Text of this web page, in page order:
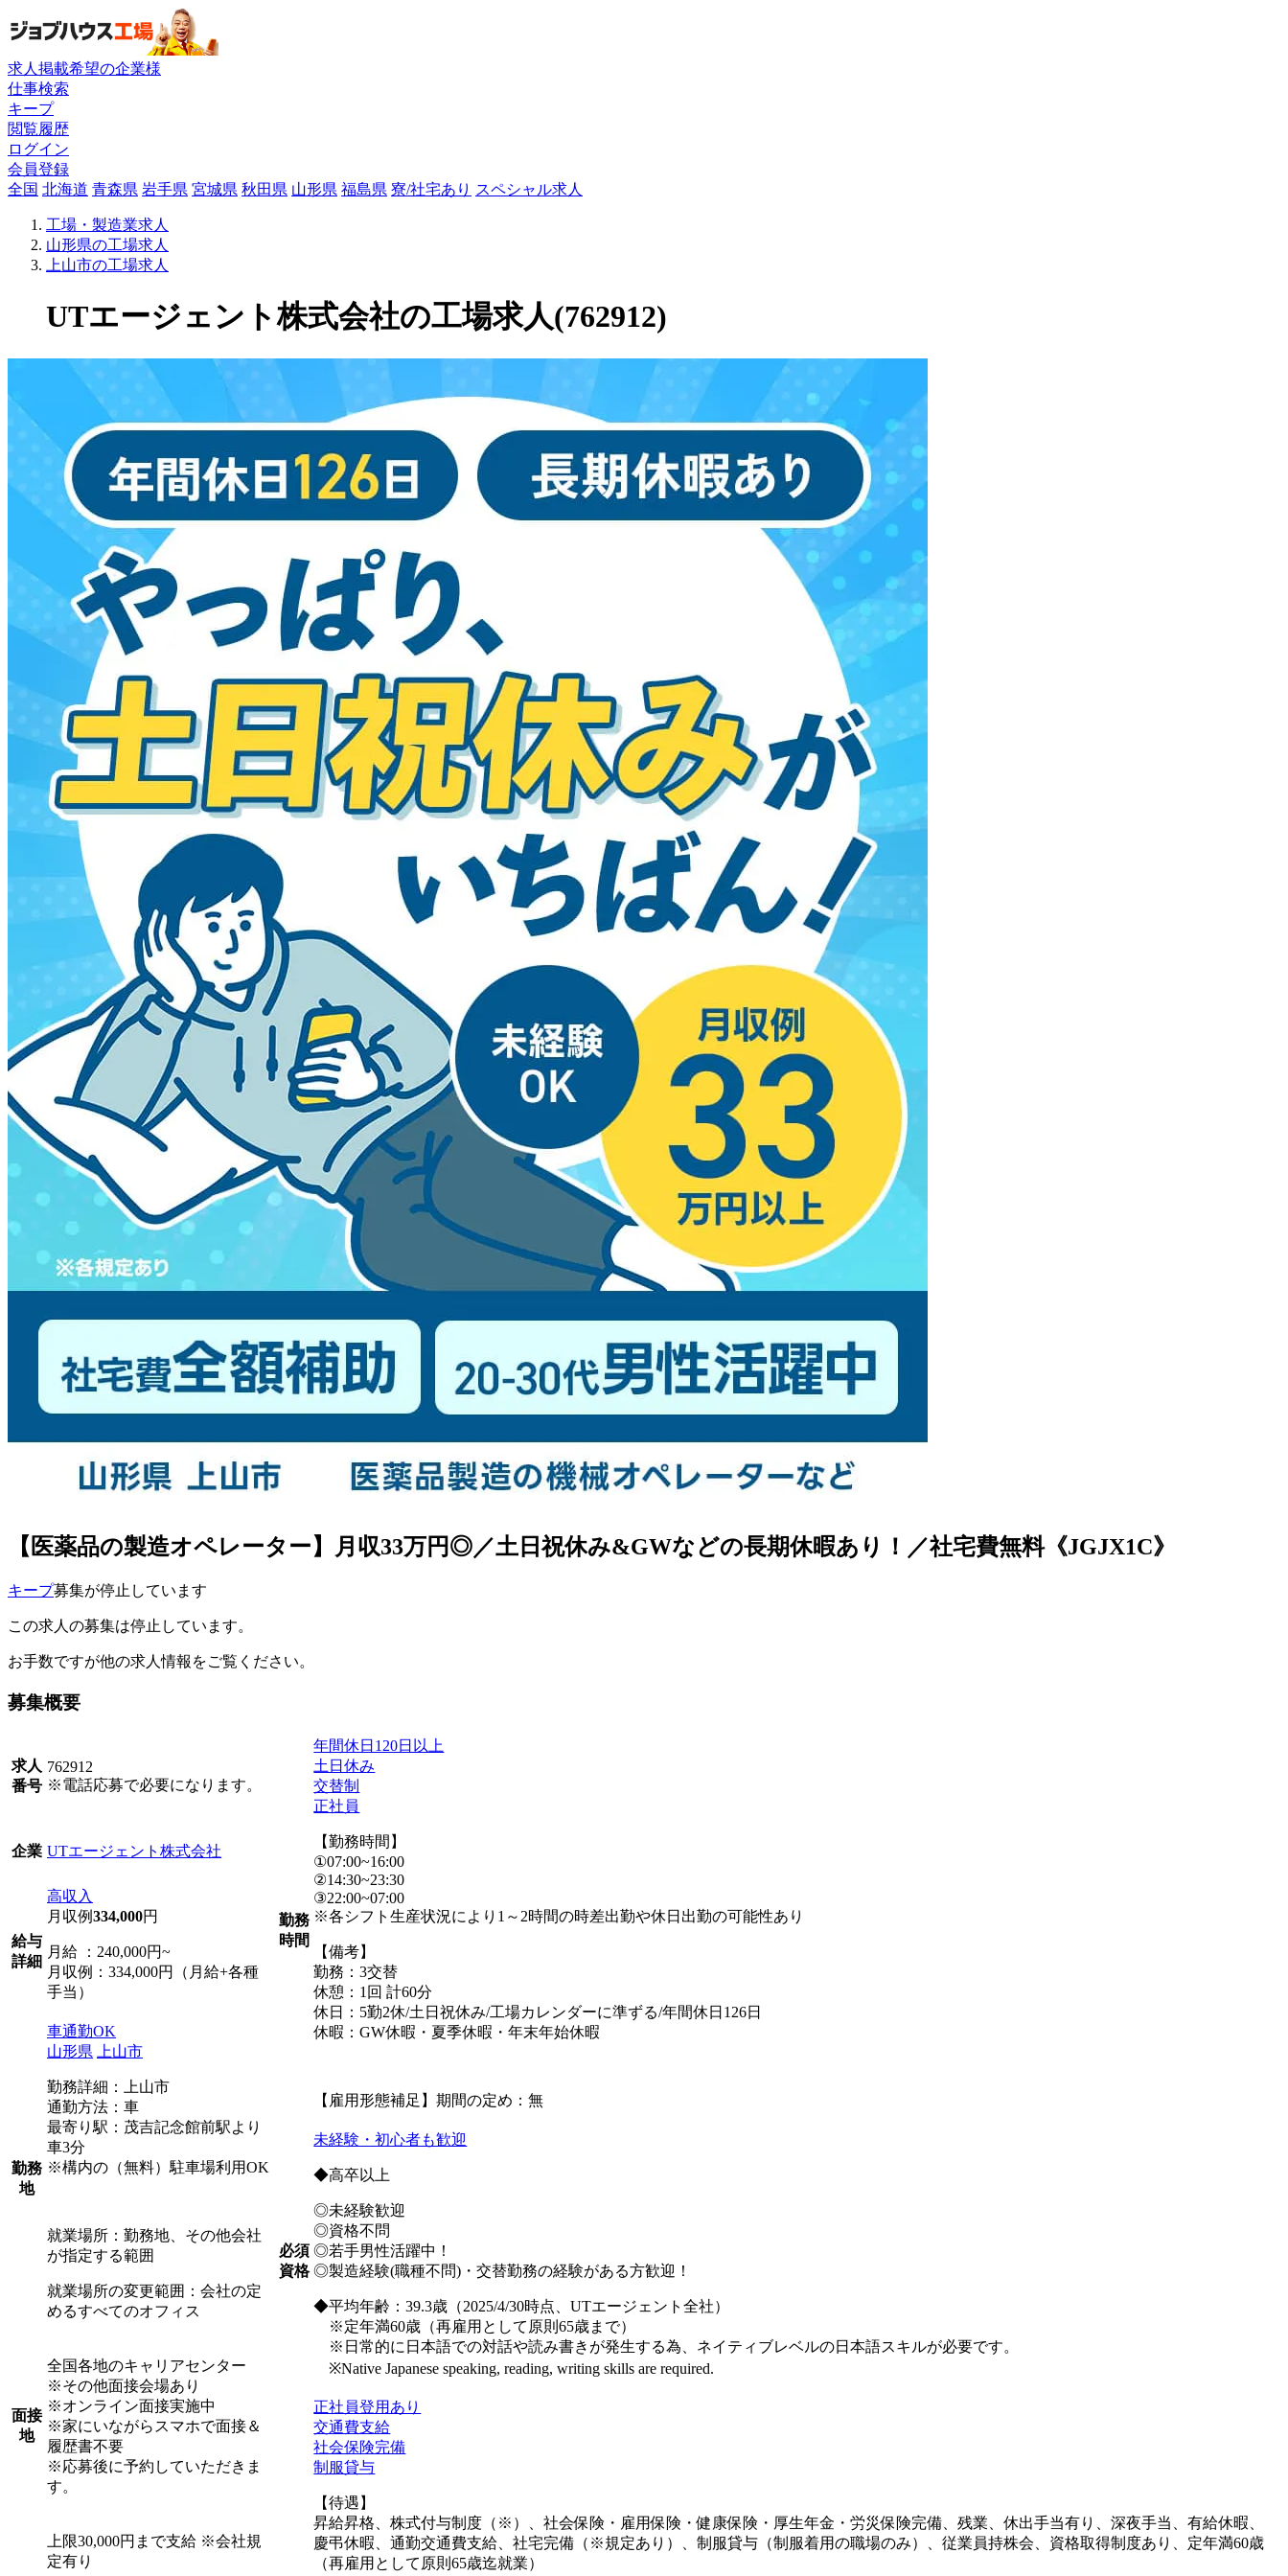
求人掲載希望の企業様
仕事検索
キープ
閲覧履歴
ログイン
会員登録
全国 北海道 青森県 岩手県 宮城県 秋田県 山形県 福島県 寮/社宅あり スペシャル求人
工場・製造業求人
山形県の工場求人
上山市の工場求人
UTエージェント株式会社の工場求人(762912)
【医薬品の製造オペレーター】月収33万円◎／土日祝休み&GWなどの長期休暇あり！／社宅費無料《JGJX1C》
キープ募集が停止しています
この求人の募集は停止しています。
お手数ですが他の求人情報をご覧ください。
募集概要
求人
番号
762912
※電話応募で必要になります。
企業 UTエージェント株式会社
給与
詳細
高収入
月収例334,000円
月給 ：240,000円~
月収例：334,000円（月給+各種
手当）
勤務
地
車通勤OK
山形県
上山市
勤務詳細：上山市
通勤方法：車
最寄り駅：茂吉記念館前駅より
車3分
※構内の（無料）駐車場利用OK
就業場所：勤務地、その他会社
が指定する範囲
就業場所の変更範囲：会社の定
めるすべてのオフィス
面接
地
全国各地のキャリアセンター
※その他面接会場あり
※オンライン面接実施中
※家にいながらスマホで面接＆
履歴書不要
※応募後に予約していただきま
す。
上限30,000円まで支給 ※会社規
定有り
勤務
時間
年間休日120日以上
土日休み
交替制
正社員
【勤務時間】
①07:00~16:00
②14:30~23:30
③22:00~07:00
※各シフト生産状況により1～2時間の時差出勤や休日出勤の可能性あり
【備考】
勤務：3交替
休憩：1回 計60分
休日：5勤2休/土日祝休み/工場カレンダーに準ずる/年間休日126日
休暇：GW休暇・夏季休暇・年末年始休暇
【雇用形態補足】期間の定め：無
必須
資格
未経験・初心者も歓迎
◆高卒以上
◎未経験歓迎
◎資格不問
◎若手男性活躍中！
◎製造経験(職種不問)・交替勤務の経験がある方歓迎！
◆平均年齢：39.3歳（2025/4/30時点、UTエージェント全社）
※定年満60歳（再雇用として原則65歳まで）
※日常的に日本語での対話や読み書きが発生する為、ネイティブレベルの日本語スキルが必要です。
※Native Japanese speaking, reading, writing skills are required.
正社員登用あり
交通費支給
社会保険完備
制服貸与
【待遇】
昇給昇格、株式付与制度（※）、社会保険・雇用保険・健康保険・厚生年金・労災保険完備、残業、休出手当有り、深夜手当、有給休暇、
慶弔休暇、通勤交通費支給、社宅完備（※規定あり）、制服貸与（制服着用の職場のみ）、従業員持株会、資格取得制度あり、定年満60歳
（再雇用として原則65歳迄就業）